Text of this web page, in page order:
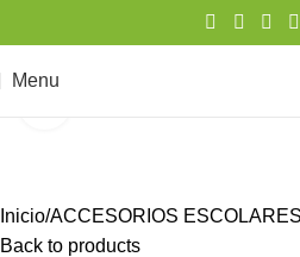
Menu
Inicio ACCESORIOS ESCOLARES
Back to products